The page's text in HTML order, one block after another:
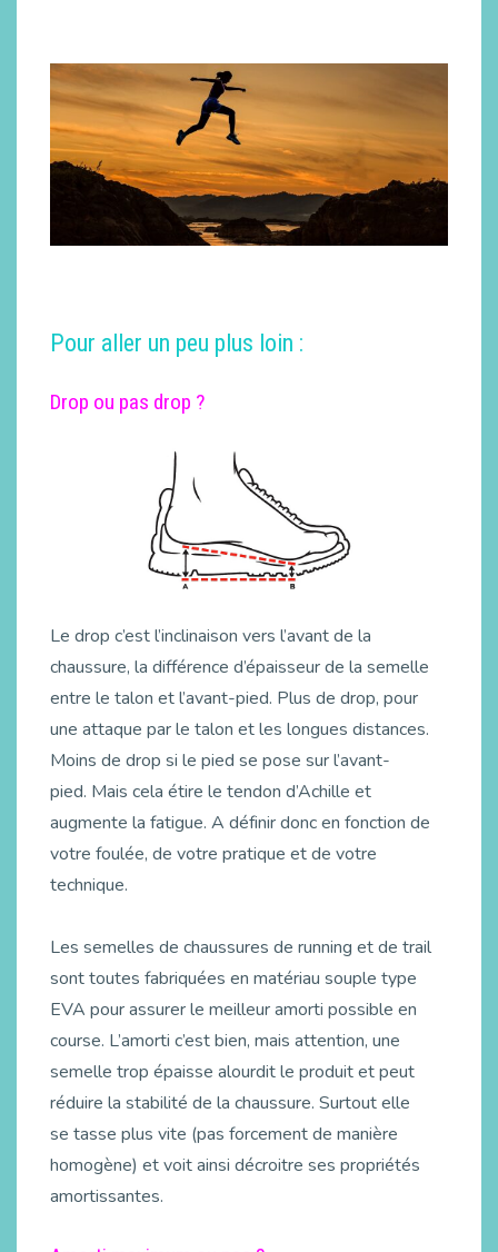
Pour aller un peu plus loin :
Drop ou pas drop ?
Le drop c’est l’inclinaison vers l’avant de la
chaussure, la différence d’épaisseur de la semelle
entre le talon et l’avant-pied. Plus de drop, pour
une attaque par le talon et les longues distances.
Moins de drop si le pied se pose sur l’avant-
pied. Mais cela étire le tendon d’Achille et
augmente la fatigue. A définir donc en fonction de
votre foulée, de votre pratique et de votre
technique.
Les semelles de chaussures de running et de trail
sont toutes fabriquées en matériau souple type
EVA pour assurer le meilleur amorti possible en
course. L’amorti c’est bien, mais attention, une
semelle trop épaisse alourdit le produit et peut
réduire la stabilité de la chaussure. Surtout elle
se tasse plus vite (pas forcement de manière
homogène) et voit ainsi décroitre ses propriétés
amortissantes.